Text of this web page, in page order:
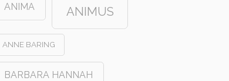
ANIMA ANIMUS
ANNE BARING
BARBARA HANNAH